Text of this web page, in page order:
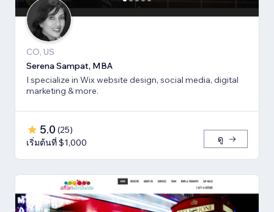
CO, US
Serena Sampat, MBA
I specialize in Wix website design, social media, digital
marketing & more.
5.0 (25)
เริ่มต้นที่ $1,000
ดู